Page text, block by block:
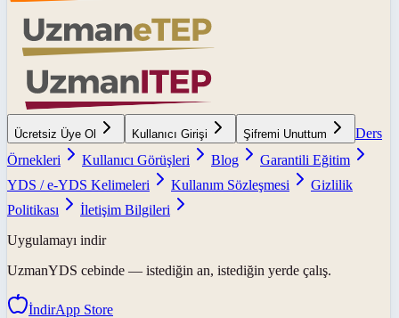
Ücretsiz Üye Ol Kullanıcı Girişi Şifremi Unuttum
Ders
Örnekleri
Kullanıcı Görüşleri Blog
Garantili Eğitim
YDS / e-YDS Kelimeleri
Kullanım Sözleşmesi
Gizlilik
Politikası
İletişim Bilgileri
Uygulamayı indir
UzmanYDS cebinde — istediğin an, istediğin yerde çalış.
İndirApp Store